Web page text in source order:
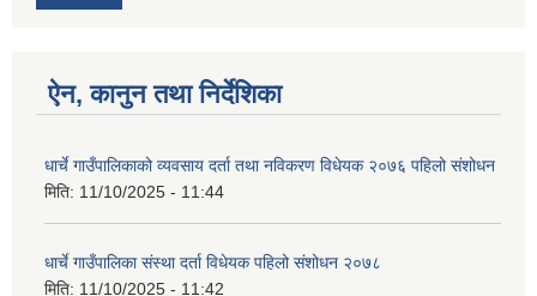
ऐन, कानुन तथा निर्देशिका
धार्चे गाउँपालिकाको व्यवसाय दर्ता तथा नविकरण विधेयक २०७६ पहिलो संशोधन
मिति: 11/10/2025 - 11:44
धार्चे गाउँपालिका संस्था दर्ता विधेयक पहिलो संशोधन २०७८
मिति: 11/10/2025 - 11:42